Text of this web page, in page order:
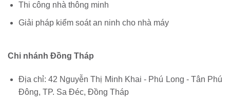
Thi công nhà thông minh
Giải pháp kiểm soát an ninh cho nhà máy
Chi nhánh Đồng Tháp
Địa chỉ: 42 Nguyễn Thị Minh Khai - Phú Long - Tân Phú
Đông, TP. Sa Đéc, Đồng Tháp